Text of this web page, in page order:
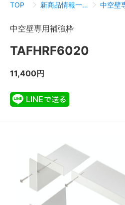
TOP 新商品情報一覧
中空壁専用補強枠
TAFHRF6020
11,400円